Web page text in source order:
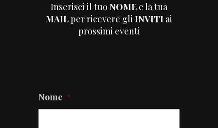
Inserisci il tuo NOME e la tua
MAILper ricevere gli INVITI ai
prossimi eventi
Nome *